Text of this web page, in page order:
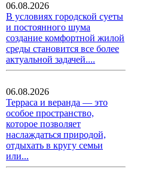
06.08.2026
В условиях городской суеты
и постоянного шума
создание комфортной жилой
среды становится все более
актуальной задачей....
06.08.2026
Терраса и веранда — это
особое пространство,
которое позволяет
наслаждаться природой,
отдыхать в кругу семьи
или...